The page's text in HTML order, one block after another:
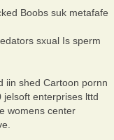
Boobs suk metafafe
sxual Is sperm
iin shed Cartoon pornn
jelsoft enterprises lttd
womens center